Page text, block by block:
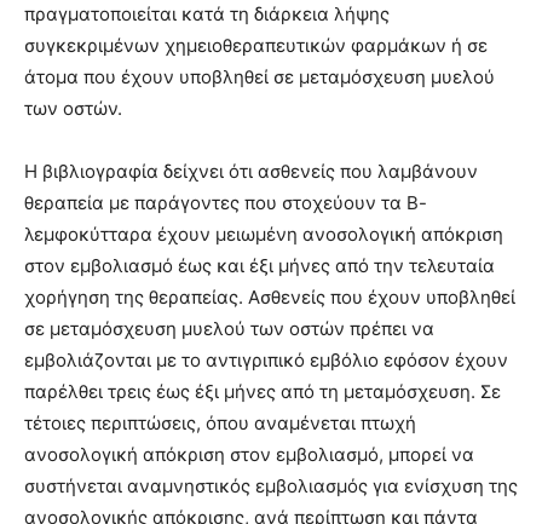
πραγματοποιείται κατά τη διάρκεια λήψης
συγκεκριμένων χημειοθεραπευτικών φαρμάκων ή σε
άτομα που έχουν υποβληθεί σε μεταμόσχευση μυελού
των οστών.
Η βιβλιογραφία δείχνει ότι ασθενείς που λαμβάνουν
θεραπεία με παράγοντες που στοχεύουν τα Β-
λεμφοκύτταρα έχουν μειωμένη ανοσολογική απόκριση
στον εμβολιασμό έως και έξι μήνες από την τελευταία
χορήγηση της θεραπείας. Ασθενείς που έχουν υποβληθεί
σε μεταμόσχευση μυελού των οστών πρέπει να
εμβολιάζονται με το αντιγριπικό εμβόλιο εφόσον έχουν
παρέλθει τρεις έως έξι μήνες από τη μεταμόσχευση. Σε
τέτοιες περιπτώσεις, όπου αναμένεται πτωχή
ανοσολογική απόκριση στον εμβολιασμό, μπορεί να
συστήνεται αναμνηστικός εμβολιασμός για ενίσχυση της
ανοσολογικής απόκρισης, ανά περίπτωση και πάντα